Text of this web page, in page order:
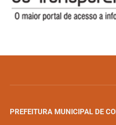
PREFEITURA MUNICIPAL DE